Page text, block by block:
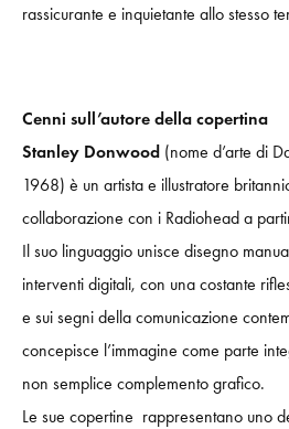
rassicurante e inquietante allo stesso
Cenni sull’autore della copertina
Stanley Donwood (nome d’arte di
1968) è un artista e illustratore
collaborazione con i Radiohead a
Il suo linguaggio unisce disegno
interventi digitali, con una costante
e sui segni della comunicazione
concepisce l’immagine come parte
non semplice complemento grafico.
Le sue copertine rappresentano uno